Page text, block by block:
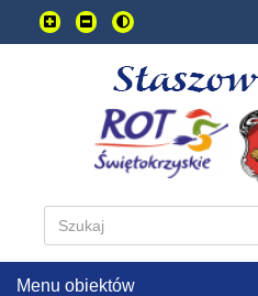
Przejdź
do
głownej
Menu obiektów